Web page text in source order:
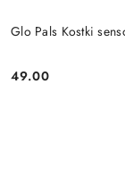
Glo Pals Kostki
Cena:
49.00